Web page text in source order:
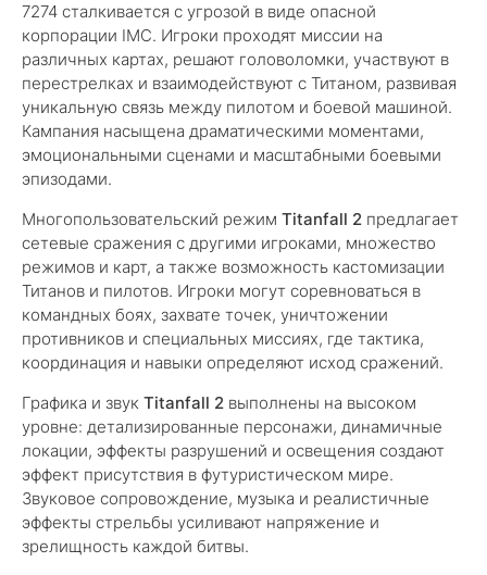
7274 сталкивается с угрозой в виде опасной
корпорации IMC. Игроки проходят миссии на
различных картах, решают головоломки, участвуют в
перестрелках и взаимодействуют с Титаном, развивая
уникальную связь между пилотом и боевой машиной.
Кампания насыщена драматическими моментами,
эмоциональными сценами и масштабными боевыми
эпизодами.
Многопользовательский режим Titanfall 2 предлагает
сетевые сражения с другими игроками, множество
режимов и карт, а также возможность кастомизации
Титанов и пилотов. Игроки могут соревноваться в
командных боях, захвате точек, уничтожении
противников и специальных миссиях, где тактика,
координация и навыки определяют исход сражений.
Графика и звук Titanfall 2 выполнены на высоком
уровне: детализированные персонажи, динамичные
локации, эффекты разрушений и освещения создают
эффект присутствия в футуристическом мире.
Звуковое сопровождение, музыка и реалистичные
эффекты стрельбы усиливают напряжение и
зрелищность каждой битвы.